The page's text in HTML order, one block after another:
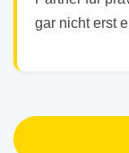
gar nicht erst